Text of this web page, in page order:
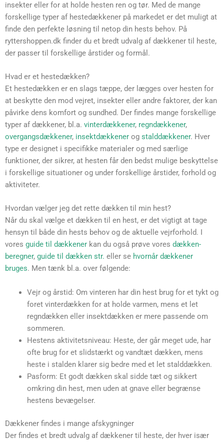
insekter eller for at holde hesten ren og tør. Med de mange
forskellige typer af hestedækkener på markedet er det muligt at
finde den perfekte løsning til netop din hests behov. På
ryttershoppen.dk finder du et bredt udvalg af dækkener til heste,
der passer til forskellige årstider og formål.
Hvad er et hestedækken?
Et hestedækken er en slags tæppe, der lægges over hesten for
at beskytte den mod vejret, insekter eller andre faktorer, der kan
påvirke dens komfort og sundhed. Der findes mange forskellige
typer af dækkener, bl.a. vinterdækkener, regndækkener,
overgangsdækkener, insektdækkener og stalddækkener. Hver
type er designet i specifikke materialer og med særlige
funktioner, der sikrer, at hesten får den bedst mulige beskyttelse
i forskellige situationer og under forskellige årstider, forhold og
aktiviteter.
Hvordan vælger jeg det rette dækken til min hest?
Når du skal vælge et dækken til en hest, er det vigtigt at tage
hensyn til både din hests behov og de aktuelle vejrforhold. I
vores guide til dækkener kan du også prøve vores dækken-
beregner, guide til dækken str. eller se hvornår dækkener
bruges. Men tænk bl.a. over følgende:
Vejr og årstid: Om vinteren har din hest brug for et tykt og
foret vinterdækken for at holde varmen, mens et let
regndækken eller insektdækken er mere passende om
sommeren.
Hestens aktivitetsniveau: Heste, der går meget ude, har
ofte brug for et slidstærkt og vandtæt dækken, mens
heste i stalden klarer sig bedre med et let stalddækken.
Pasform: Et godt dækken skal sidde tæt og sikkert
omkring din hest, men uden at gnave eller begrænse
hestens bevægelser.
Dækkener findes i mange afskygninger
Der findes et bredt udvalg af dækkener til heste, der hver især